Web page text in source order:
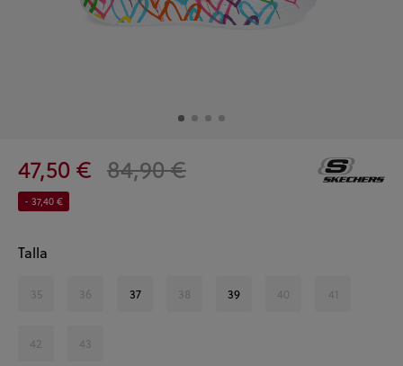
47,50 € 84,90 €
- 37,40 €
Talla
35 36 37 38 39 40 41
42 43